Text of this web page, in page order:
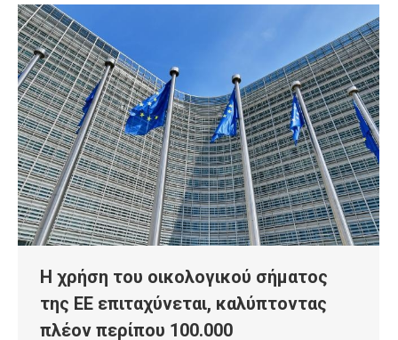
Η χρήση του οικολογικού σήματος
της ΕΕ επιταχύνεται, καλύπτοντας
πλέον περίπου 100.000